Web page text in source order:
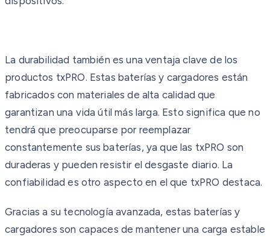
La durabilidad también es una ventaja clave de los
productos txPRO. Estas baterías y cargadores están
fabricados con materiales de alta calidad que
garantizan una vida útil más larga. Esto significa que no
tendrá que preocuparse por reemplazar
constantemente sus baterías, ya que las txPRO son
duraderas y pueden resistir el desgaste diario. La
confiabilidad es otro aspecto en el que txPRO destaca.
Gracias a su tecnología avanzada, estas baterías y
cargadores son capaces de mantener una carga estable